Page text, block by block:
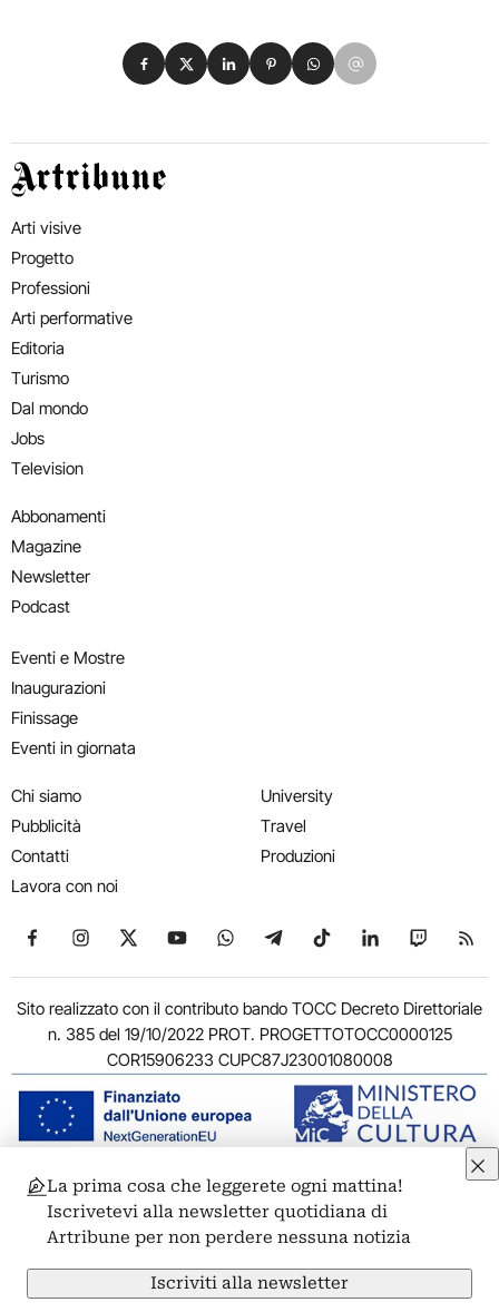
Condividi su Facebook
Condividi su X
Condividi su LinkedIn
Condividi su Pinterest
Condividi su WhatsApp
Condividi su Email
Artribune
Arti visive
Progetto
Professioni
Arti performative
Editoria
Turismo
Dal mondo
Jobs
Television
Abbonamenti
Magazine
Newsletter
Podcast
Eventi e Mostre
Inaugurazioni
Finissage
Eventi in giornata
Chi siamo
Pubblicità
Contatti
Lavora con noi
University
Travel
Produzioni
Seguici su Facebook
Seguici su Instagram
Seguici su X
Seguici su YouTube
Seguici su WhatsApp
Seguici su Telegram
Seguici su TikTok
Seguici su
Seguici
Sito realizzato con il contributo bando TOCC Decreto Direttoriale
n. 385 del 19/10/2022 PROT. PROGETTOTOCC0000125
COR15906233 CUPC87J23001080008
© 2011-2026 ARTRIBUNE srl – Corso Vittorio Emanuele II, 287 –
00186 Roma - P.I. 11381581005
Privacy: Responsabile della protezione dei dati personali
ARTRIBUNE srl – Corso Vittorio Emanuele II, 287 – 00186 Roma
Termini e condizioniPrivacy PolicyCookie PolicyCredits
La prima cosa che leggerete ogni mattina!
Iscrivetevi alla newsletter quotidiana di
Artribune per non perdere nessuna notizia
Iscriviti alla newsletter